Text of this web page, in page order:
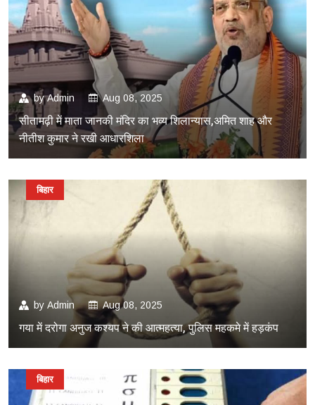
byAdmin Aug 08, 2025
सीतामढ़ी में माता जानकी मंदिर का भव्य शिलान्यास,अमित शाह और
नीतीश कुमार ने रखी आधारशिला
by Admin Aug 08, 2025
गया में दरोगा अनुज कश्यप ने की आत्महत्या, पुलिस महकमे में हड़कंप
बिहार
बिहार